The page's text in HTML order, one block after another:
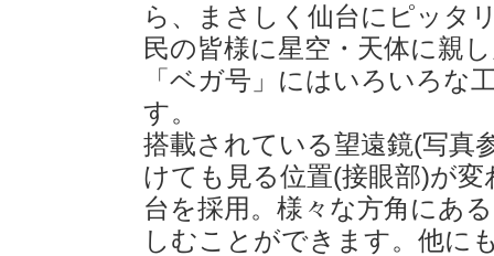
ら、まさしく仙台にピッタ
民の皆様に星空・天体に親
「ベガ号」にはいろいろな
す。
搭載されている望遠鏡(写真
けても見る位置(接眼部)が
台を採用。様々な方角にあ
しむことができます。他に